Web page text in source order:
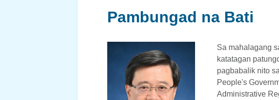
Pambungad na Bati
Sa mahalagang
katatagan
pagbabalik nito
People's
Administrative